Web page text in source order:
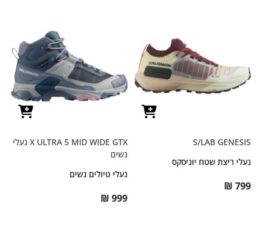
S/LAB GENESIS
נעלי ריצת שטח יוניסקס
₪ 799
X ULTRA 5 MID WIDE GTX נעלי
נשים
נעלי טיולים נשים
₪ 999